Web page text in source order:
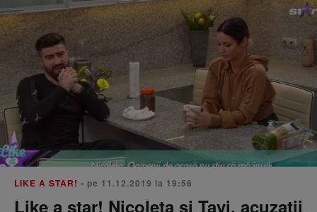
LIKE A STAR! • pe 11.12.2019 la 19:56
Like a star! Nicoleta și Tavi, acuzații